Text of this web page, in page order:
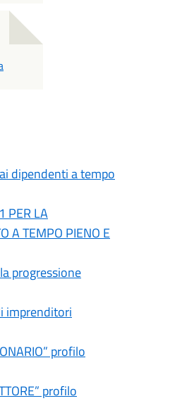
dipendenti a tempo
PER LA
A TEMPO PIENO E
progressione
imprenditori
profilo
profilo